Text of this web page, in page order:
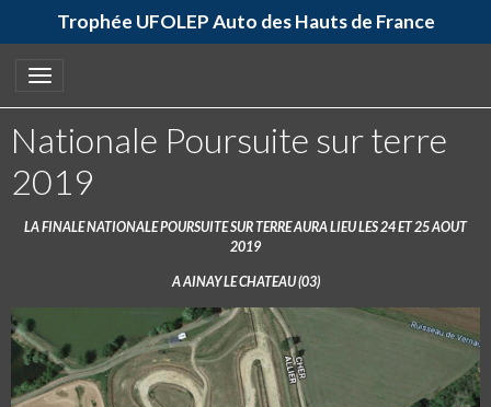
Trophée UFOLEP Auto des Hauts de France
Nationale Poursuite sur terre
2019
LA FINALE NATIONALE POURSUITE SUR TERRE AURA LIEU LES 24 ET 25 AOUT
2019
A AINAY LE CHATEAU (03)